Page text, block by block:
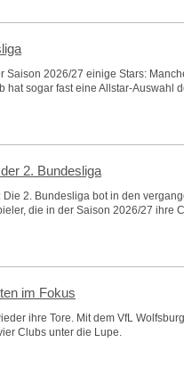
Saison 2026/27 einige Stars:
hat sogar fast eine Allstar-Auswahl
2. Bundesliga
2. Bundesliga bot in den
die in der Saison 2026/27 ihre
im Fokus
ihre Tore. Mit dem VfL
Clubs unter die Lupe.